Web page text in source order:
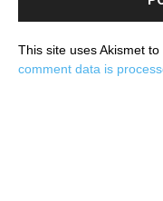
This site uses Akismet to
comment data is